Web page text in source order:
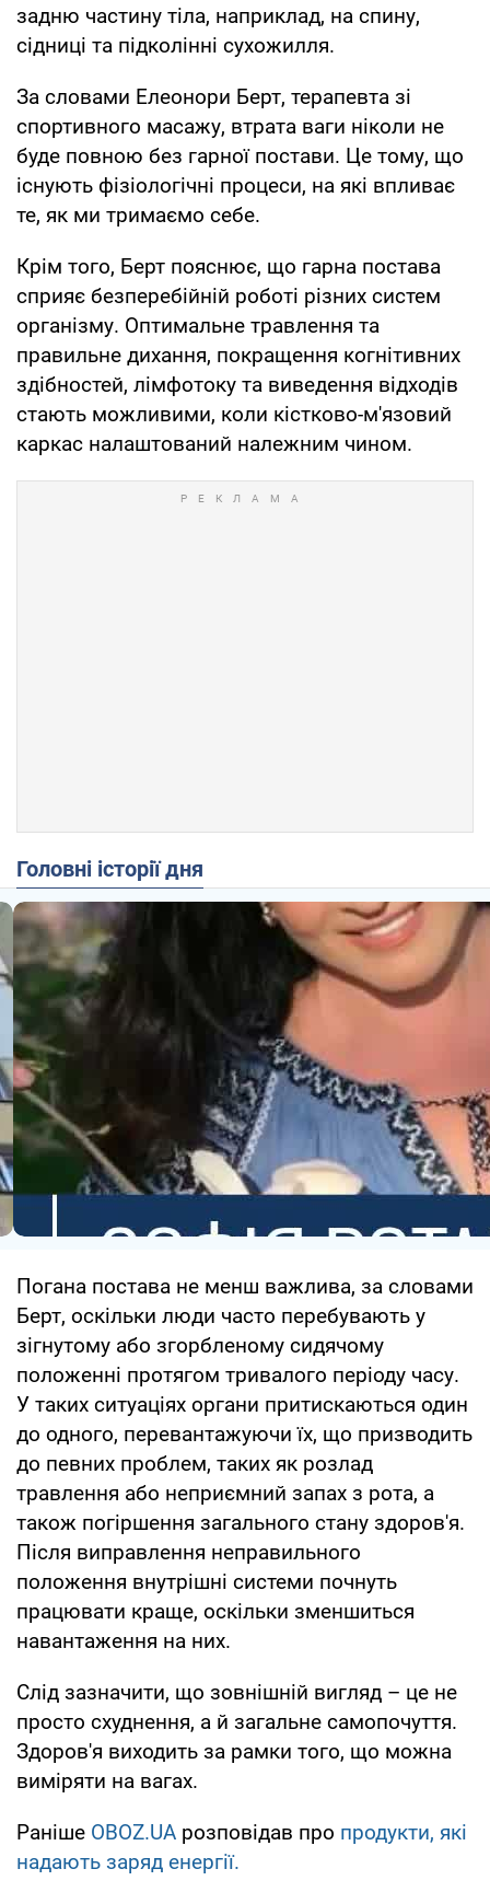
задню частину тіла, наприклад, на спину,
сідниці та підколінні сухожилля.
За словами Елеонори Берт, терапевта зі
спортивного масажу, втрата ваги ніколи не
буде повною без гарної постави. Це тому, що
існують фізіологічні процеси, на які впливає
те, як ми тримаємо себе.
Крім того, Берт пояснює, що гарна постава
сприяє безперебійній роботі різних систем
організму. Оптимальне травлення та
правильне дихання, покращення когнітивних
здібностей, лімфотоку та виведення відходів
стають можливими, коли кістково-м'язовий
каркас налаштований належним чином.
Головні історії дня
Погана постава не менш важлива, за словами
Берт, оскільки люди часто перебувають у
зігнутому або згорбленому сидячому
положенні протягом тривалого періоду часу.
У таких ситуаціях органи притискаються один
до одного, перевантажуючи їх, що призводить
до певних проблем, таких як розлад
травлення або неприємний запах з рота, а
також погіршення загального стану здоров'я.
Після виправлення неправильного
положення внутрішні системи почнуть
працювати краще, оскільки зменшиться
навантаження на них.
Слід зазначити, що зовнішній вигляд – це не
просто схуднення, а й загальне самопочуття.
Здоров'я виходить за рамки того, що можна
виміряти на вагах.
Раніше OBOZ.UA розповідав про продукти, які
надають заряд енергії.